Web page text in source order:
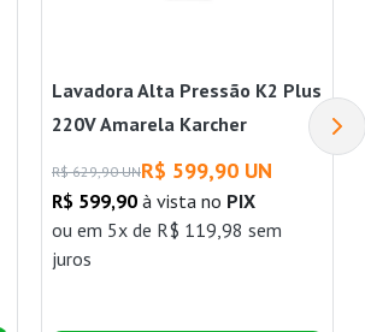
Lavadora Alta Pressão K2 Plus
220V Amarela Karcher
R$ 629,90 UNR$ 599,90 UN
R$ 599,90 à vista no PIX
ou em 5x de R$ 119,98 sem
juros